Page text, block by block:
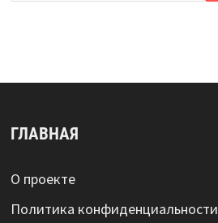
ГЛАВНАЯ
О проекте
Политика конфиденциальности